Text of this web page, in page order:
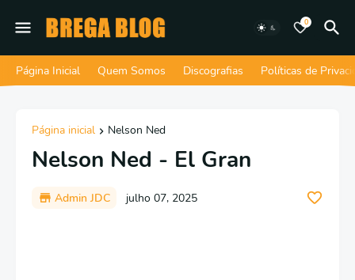
0
Página Inicial Quem Somos Discografias Políticas de
Página inicial Nelson Ned
Nelson Ned - El Gran
Admin JDC julho 07, 2025